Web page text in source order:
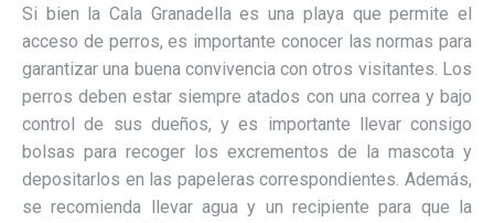
Si bien la Cala Granadella es una playa que permite el
acceso de perros, es importante conocer las normas para
garantizar una buena convivencia con otros visitantes. Los
perros deben estar siempre atados con una correa y bajo
control de sus dueños, y es importante llevar consigo
bolsas para recoger los excrementos de la mascota y
depositarlos en las papeleras correspondientes. Además,
se recomienda llevar agua y un recipiente para que la